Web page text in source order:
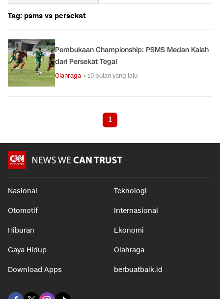
Tag: psms vs persekat
Pembukaan Championship: PSMS Medan Kalah
dari Persekat Tegal
Olahraga • 10 bulan yang lalu
1
Nasional Teknologi
Otomotif Internasional
Hiburan Ekonomi
Gaya Hidup Olahraga
Download Apps berbuatbaik.id